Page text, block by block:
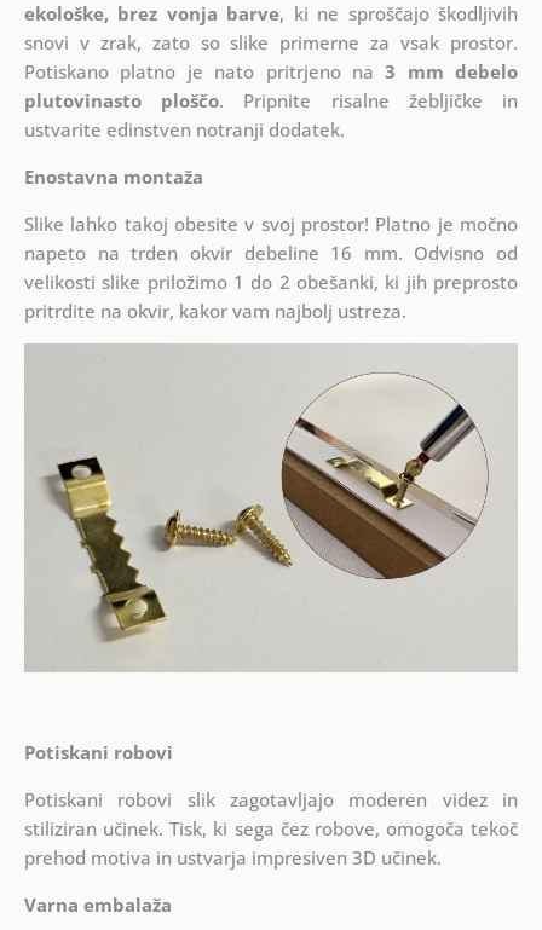
ekološke, brez vonja barve, ki ne sproščajo škodljivih
snovi v zrak, zato so slike primerne za vsak prostor.
Potiskano platno je nato pritrjeno na3 mm debelo
plutovinasto ploščo. Pripnite risalne žebljičke in
ustvarite edinstven notranji dodatek.
Enostavna montaža
Slike lahko takoj obesite v svoj prostor! Platno je močno
napeto na trden okvir debeline 16 mm. Odvisno od
velikosti slike priložimo 1 do 2 obešanki, ki jih preprosto
pritrdite na okvir, kakor vam najbolj ustreza.
Potiskani robovi
Potiskani robovi slik zagotavljajo moderen videz in
stiliziran učinek. Tisk, ki sega čez robove, omogoča tekoč
prehod motiva in ustvarja impresiven 3D učinek.
Varna embalaža